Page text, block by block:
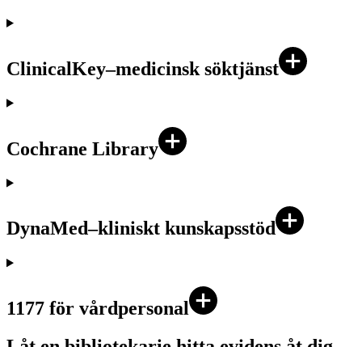
ClinicalKey–medicinsk söktjänst
Cochrane Library
DynaMed–kliniskt kunskapsstöd
1177 för vårdpersonal